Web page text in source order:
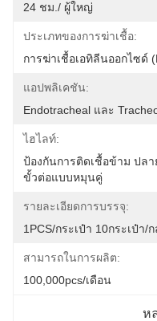
24 ชม./ ผู้ใหญ่
ประเภทของการฆ่าเชื้อ:
การฆ่าเชื้อเอทิลีนออกไซด์
แอปพลิเคชัน:
Endotracheal และ
ไฮไลท์:
ป้องกันการติดเชื้อข้าม ปล
ขั้วต่อแบบหมุนคู่
รายละเอียดการบรรจุ:
1PCS/กระเป๋า 10กระเป๋า/
สามารถในการผลิต:
100,000pcs/เดือน
ห